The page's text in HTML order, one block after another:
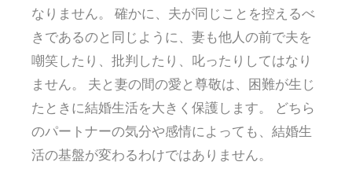
なりません。 確かに、夫が同じことを控えるべ
きであるのと同じように、妻も他人の前で夫を
嘲笑したり、批判したり、叱ったりしてはなり
ません。 夫と妻の間の愛と尊敬は、困難が生じ
たときに結婚生活を大きく保護します。 どちら
のパートナーの気分や感情によっても、結婚生
活の基盤が変わるわけではありません。